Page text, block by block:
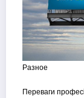
Разное
Переваги